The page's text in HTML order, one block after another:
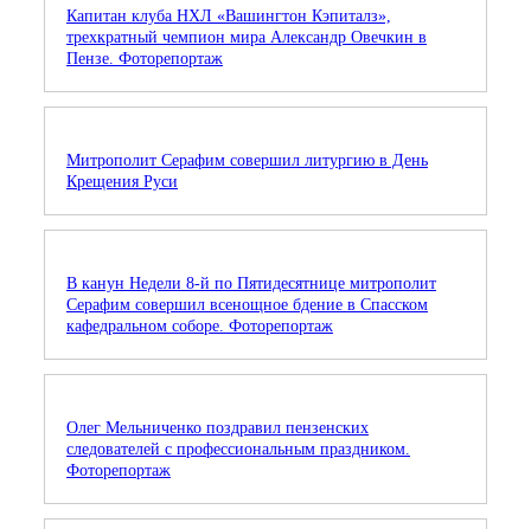
Капитан клуба НХЛ «Вашингтон Кэпиталз»,
трехкратный чемпион мира Александр Овечкин в
Пензе. Фоторепортаж
Митрополит Серафим совершил литургию в День
Крещения Руси
В канун Недели 8-й по Пятидесятнице митрополит
Серафим совершил всенощное бдение в Спасском
кафедральном соборе. Фоторепортаж
Олег Мельниченко поздравил пензенских
следователей с профессиональным праздником.
Фоторепортаж